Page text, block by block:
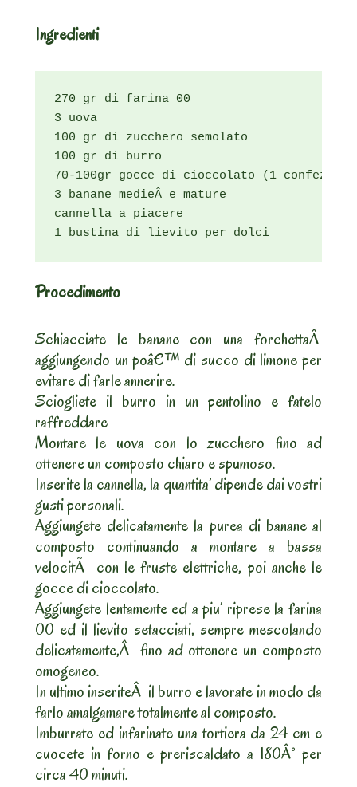
Ingredienti
270 gr di farina 00
3 uova
100 gr di zucchero semolato
100 gr di burro
70-100gr gocce di cioccolato (1
3 banane medieÂ e mature
cannella a piacere
1 bustina di lievito per dolci
Procedimento
Schiacciate le banane con una forchettaÂ
aggiungendo un poâ€™ di succo di limone per
evitare di farle annerire.
Sciogliete il burro in un pentolino e fatelo
raffreddare
Montare le uova con lo zucchero fino ad
ottenere un composto chiaro e spumoso.
Inserite la cannella, la quantita’ dipende dai vostri
gusti personali.
Aggiungete delicatamente la purea di banane al
composto continuando a montare a bassa
velocitÃ con le fruste elettriche, poi anche le
gocce di cioccolato.
Aggiungete lentamente ed a piu’ riprese la farina
00 ed il lievito setacciati, sempre mescolando
delicatamente,Â fino ad ottenere un composto
omogeneo.
In ultimo inseriteÂ il burro e lavorate in modo da
farlo amalgamare totalmente al composto.
Imburrate ed infarinate una tortiera da 24 cm e
cuocete in forno e preriscaldato a 180Â° per
circa 40 minuti.